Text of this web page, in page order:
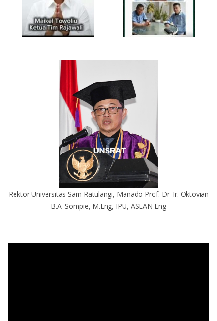
Rektor Universitas Sam Ratulangi, Manado Prof. Dr. Ir. Oktovian
B.A. Sompie, M.Eng, IPU, ASEAN Eng